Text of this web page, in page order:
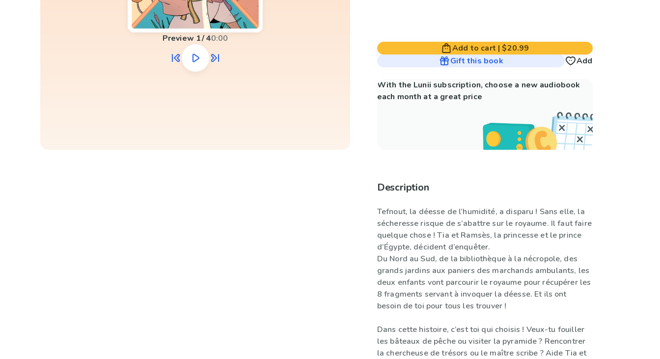
Preview 1/40:00
Add to cart |$20.99
Gift this book
Add
With the Lunii subscription, choose a new audiobook
each month at a great price
Description
Tefnout, la déesse de l’humidité, a disparu ! Sans elle, la
sécheresse risque de s’abattre sur le royaume. Il faut faire
quelque chose ! Tia et Ramsès, la princesse et le prince
d’Égypte, décident d’enquêter.
Du Nord au Sud, de la bibliothèque à la nécropole, des
grands jardins aux paniers des marchands ambulants, les
deux enfants vont parcourir le royaume pour récupérer les
8 fragments servant à invoquer la déesse. Et ils ont
besoin de toi pour tous les trouver !
Dans cette histoire, c’est toi qui choisis ! Veux-tu fouiller
les bâteaux de pêche ou visiter la pyramide ? Rencontrer
la chercheuse de trésors ou le maître scribe ? Aide Tia et